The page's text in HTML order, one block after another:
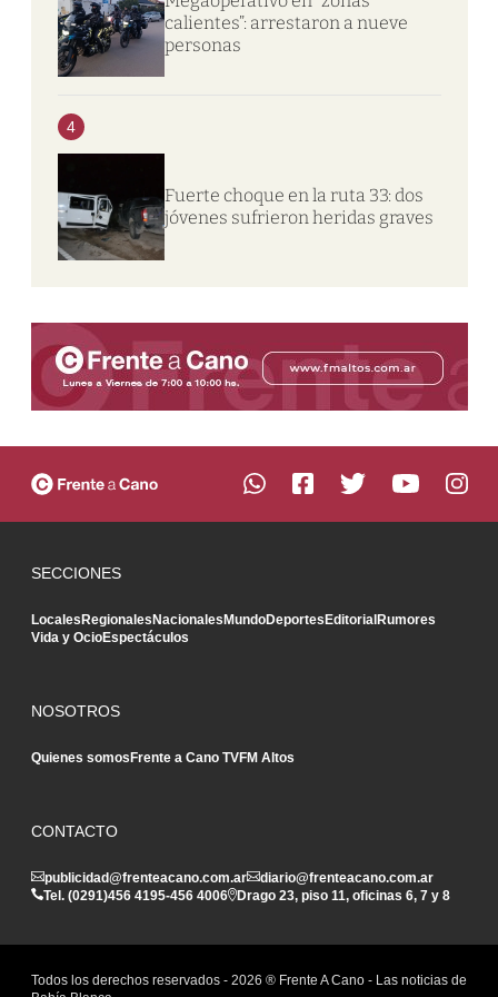
calientes”: arrestaron a nueve
personas
4
Fuerte choque en la ruta 33: dos
jóvenes sufrieron heridas graves
SECCIONES
LocalesRegionalesNacionalesMundoDeportesEditorialRumores
Vida y OcioEspectáculos
NOSOTROS
Quienes somosFrente a Cano TVFM Altos
CONTACTO
publicidad@frenteacano.com.ar
diario@frenteacano.com.ar
Tel. (0291)456 4195-456 4006 Drago 23, piso 11, oficinas 6, 7 y 8
Todos los derechos reservados - 2026 ® Frente A Cano - Las noticias de